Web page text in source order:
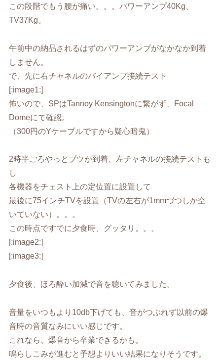
この段階でもう腰が痛い。。。パワーアンプ40Kg、
TV37Kg。
午前中の納品されるはずのパワーアンプがなかなか到着
しません。
で、先に右チャネルのバイアンプ接続テスト
[:image1:]
怖いので、SPはTannoy Kensingtonに繋がず、Focal
Domeにて確認。
（300円のYケーブルですから疑心暗鬼）
2時半ごろやっとブツが到着、左チャネルの接続テストも
し
各機器をチェスト上の定位置に設置して
最後に75インチTVを設置（TVの左右が1mmづつしか空
いていない）。。。
この時点ですでに夕食時、グッタリ。。。
[:image2:]
[:image3:]
夕食後、ほろ酔い加減で音を聴いてみました。
音量をいつもより10db下げても、音がつぶれず以前の爆
音時の音質なみにいい感じです。
これなら、爆音から卒業できるかも。
鳴らしこみが進むと予想よりいい結果になりそうです。